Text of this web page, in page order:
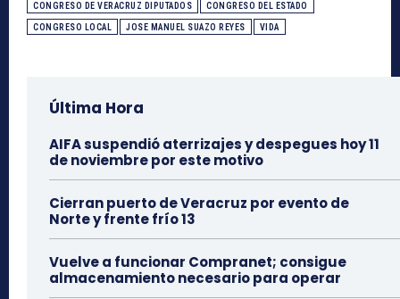
CONGRESO DE VERACRUZ DIPUTADOS CONGRESO DEL ESTADO
CONGRESO LOCAL JOSE MANUEL SUAZO REYES VIDA
Última Hora
AIFA suspendió aterrizajes y despegues hoy 11
de noviembre por este motivo
Cierran puerto de Veracruz por evento de
Norte y frente frío 13
Vuelve a funcionar Compranet; consigue
almacenamiento necesario para operar